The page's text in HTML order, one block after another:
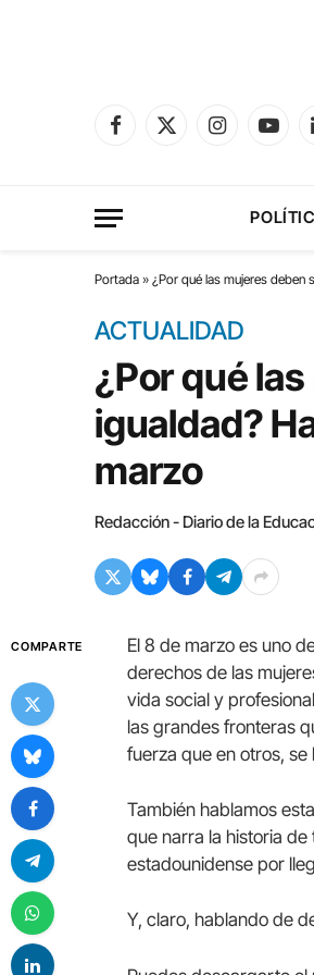
Facebook
X
Instagram
Portada » ¿Por qué las mujeres deben
ACTUALIDAD
¿Por qué
igualdad?
marzo
Redacción - Diario de la
COMPARTE
El 8 de marzo es uno
derechos de las
vida social y
las grandes fronteras
fuerza que en otros,
También hablamos
que narra la historia
estadounidense por
Y, claro, hablando de